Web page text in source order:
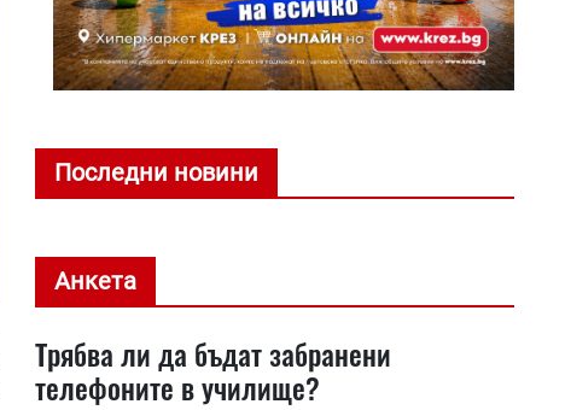
Последни новини
Анкета
Трябва ли да бъдат забранени
телефоните в училище?